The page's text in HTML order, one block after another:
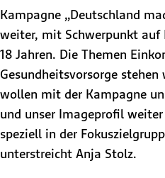
Kampagne „Deutschland
weiter, mit Schwerpunkt
18 Jahren. Die Themen
Gesundheitsvorsorge
wollen mit der Kampagne
und unser Imageprofil
speziell in der
unterstreicht Anja Stolz.